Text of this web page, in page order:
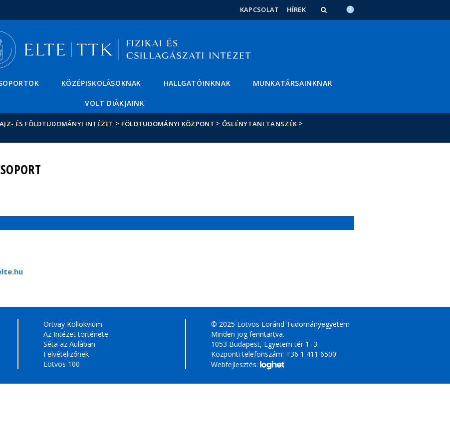
KAPCSOLAT HÍREK
KÖZÉPISKOLÁSOKNAK HALLGATÓINKNAK MUNKATÁRSAINKNAK
VOLT DIÁKJAINK
ÉS FÖLDTUDOMÁNYI INTÉZET > FÖLDTUDOMÁNYI KÖZPONT > ŐSLÉNYTANI TANSZÉK >
Ortvay Kollokvium
Az Intézet története
Séta az Aulában
Felvételizőnek
Eötvös 100
© 2025 Eötvös Loránd Tudományegyetem
Minden jog fenntartva.
1053 Budapest, Egyetem tér 1–3.
Központi telefonszám: +36 1 411 6500
Webfejlesztés: